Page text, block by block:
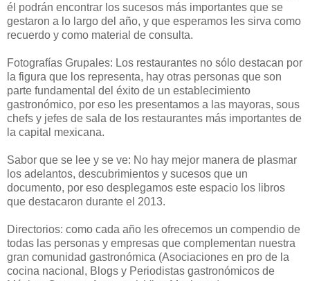
él podrán encontrar los sucesos más importantes que se
gestaron a lo largo del año, y que esperamos les sirva como
recuerdo y como material de consulta.
Fotografías Grupales: Los restaurantes no sólo destacan por
la figura que los representa, hay otras personas que son
parte fundamental del éxito de un establecimiento
gastronómico, por eso les presentamos a las mayoras, sous
chefs y jefes de sala de los restaurantes más importantes de
la capital mexicana.
Sabor que se lee y se ve: No hay mejor manera de plasmar
los adelantos, descubrimientos y sucesos que un
documento, por eso desplegamos este espacio los libros
que destacaron durante el 2013.
Directorios: como cada año les ofrecemos un compendio de
todas las personas y empresas que complementan nuestra
gran comunidad gastronómica (Asociaciones en pro de la
cocina nacional, Blogs y Periodistas gastronómicos de